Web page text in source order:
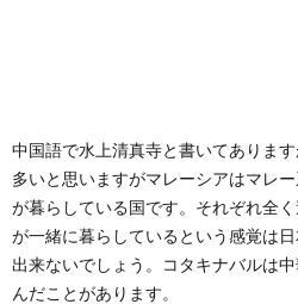
中国語で水上清真寺と書いてありま
多いと思いますがマレーシアはマレ
が暮らしている国です。それぞれ全
が一緒に暮らしているという感覚は
出来ないでしょう。コタキナバルは
んだことがあります。